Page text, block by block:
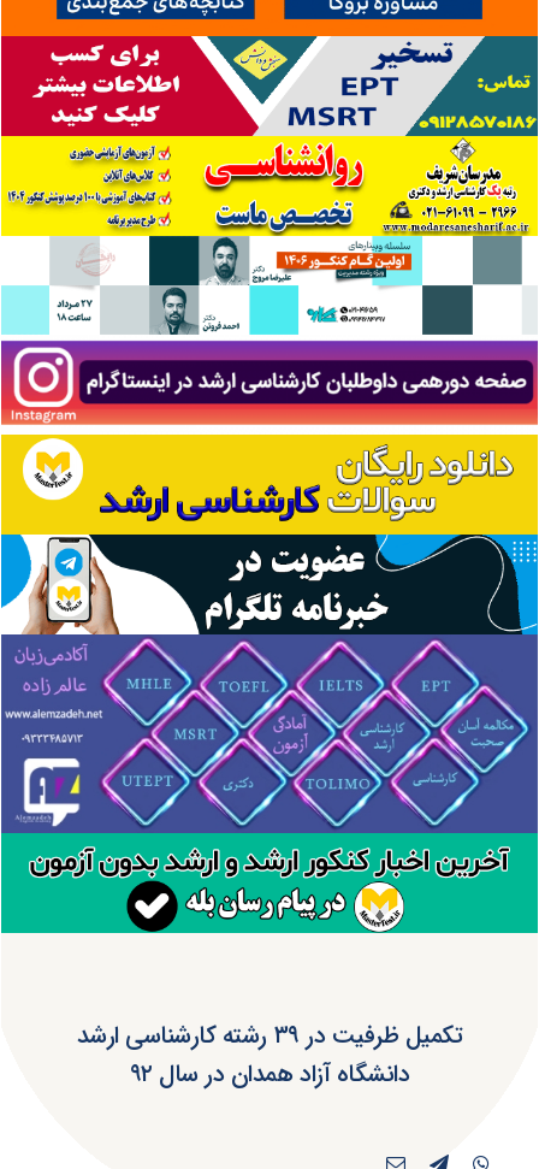
تکمیل ظرفیت در ۳۹ رشته کارشناسی ارشد
دانشگاه آزاد همدان در سال ۹۲